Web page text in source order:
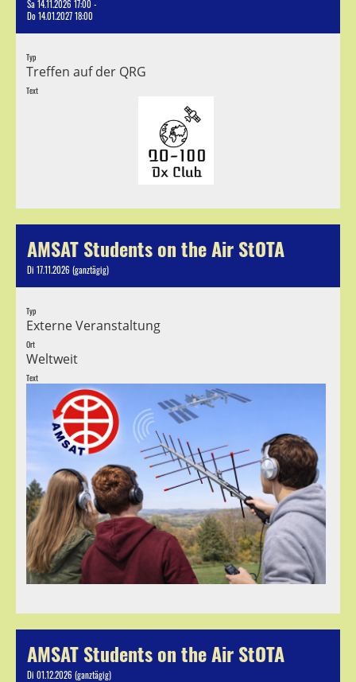
Sa 14.11.2026 17:00 -
Do 14.01.2027 18:00
Typ
Treffen auf der QRG
Text
AMSAT Students on the Air StOTA
Di 17.11.2026 (ganztägig)
Typ
Externe Veranstaltung
Ort
Weltweit
Text
AMSAT Students on the Air StOTA
Di 01.12.2026 (ganztägig)